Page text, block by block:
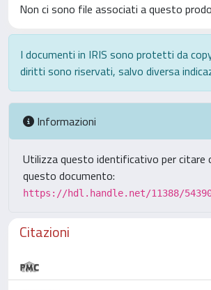
Non ci sono file associati a questo
I documenti in IRIS sono protetti da
diritti sono riservati, salvo diversa
Informazioni
Utilizza questo identificativo per citare
questo documento:
https://hdl.handle.net/11388/
Citazioni